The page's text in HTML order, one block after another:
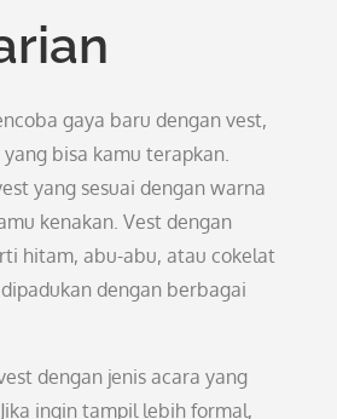
gaya baru dengan vest,
bisa kamu terapkan.
yang sesuai dengan warna
kenakan. Vest dengan
hitam, abu-abu, atau cokelat
dengan berbagai
dengan jenis acara yang
ingin tampil lebih formal,